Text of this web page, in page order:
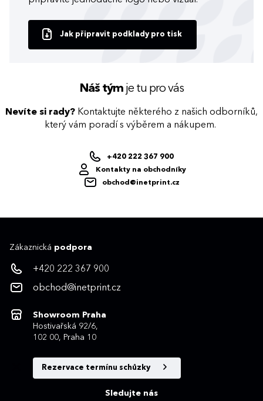
Jak připravit podklady pro tisk
Náš týmje tu pro vás
Nevíte si rady? Kontaktujte některého z našich odborníků,
který vám poradí s výběrem a nákupem.
+420 222 367 900
Kontakty na obchodníky
obchod@inetprint.cz
Zákaznická podpora
+420 222 367 900
obchod@inetprint.cz
Showroom Praha
Hostivařská 92/6,
102 00, Praha 10
Rezervace termínu schůzky
Sledujte nás